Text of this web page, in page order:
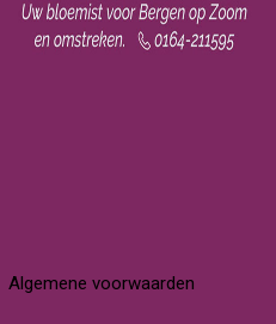
Algemene voorwaarden